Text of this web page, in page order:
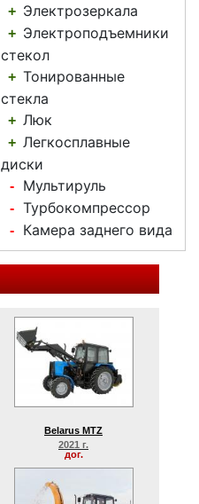
+ Электрозеркала
+ Электроподъемники
стекол
+ Тонированные
стекла
+ Люк
+ Легкосплавные
диски
- Мультируль
- Турбокомпрессор
- Камера заднего вида
Belarus MTZ
2021 г.
дог.